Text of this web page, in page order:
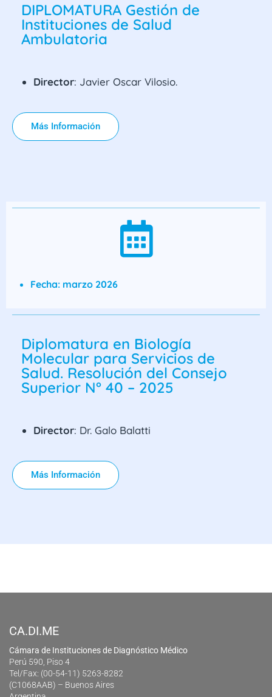
DIPLOMATURA Gestión de
Instituciones de Salud
Ambulatoria
Director: Javier Oscar Vilosio.
Más Información
Fecha: marzo 2026
Diplomatura en Biología
Molecular para Servicios de
Salud. Resolución del Consejo
Superior N° 40 – 2025
Director: Dr. Galo Balatti
Más Información
CA.DI.ME
Cámara de Instituciones de Diagnóstico Médico
Perú 590, Piso 4
Tel/Fax: (00-54-11) 5263-8282
(C1068AAB) – Buenos Aires